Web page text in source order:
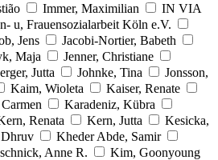
Immer, Maximilian
IN VIA
u, Frauensozialarbeit Köln e.V.
Jens
Jacobi-Nortier, Babeth
Maja
Jenner, Christiane
Jutta Johnke, Tina
Jonsson,
Kaim, Wioleta
Kaiser, Renate
Karadeniz, Kübra
Renata Kern, Jutta
Kesicka,
Kheder Abde, Samir
Anne R.
Kim, Goonyoung